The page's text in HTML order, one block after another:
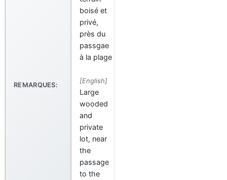
REMARQUES:
boisé et
privé,
près du
passgae
à la plage
[English]
Large
wooded
and
private
lot, near
the
passage
to the